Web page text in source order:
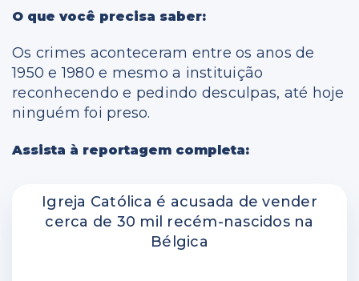
O que você precisa saber:
Os crimes aconteceram entre os anos de
1950 e 1980 e mesmo a instituição
reconhecendo e pedindo desculpas, até hoje
ninguém foi preso.
Assista à reportagem completa:
Igreja Católica é acusada de vender
cerca de 30 mil recém-nascidos na
Bélgica